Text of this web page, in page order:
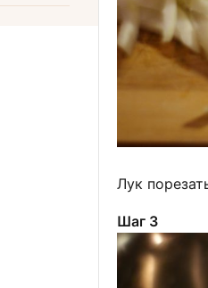
Лук
Шаг 3